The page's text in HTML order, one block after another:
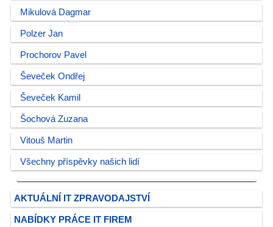
Mikulová Dagmar
Polzer Jan
Prochorov Pavel
Ševeček Ondřej
Ševeček Kamil
Šochová Zuzana
Vitouš Martin
Všechny příspěvky našich lidí
AKTUÁLNÍ IT ZPRAVODAJSTVÍ
NABÍDKY PRÁCE IT FIREM